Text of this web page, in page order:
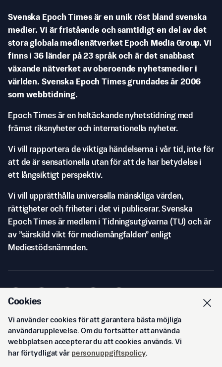
Svenska Epoch Times är en unik röst bland svenska
medier. Vi är fristående och samtidigt en del av det
stora globala medienätverket Epoch Media Group. Vi
finns i 36 länder på 23 språk och är det snabbast
växande nätverket av oberoende nyhetsmedier i
världen. Svenska Epoch Times grundades år 2006
som webbtidning.
Epoch Times är en heltäckande nyhetstidning med
främst riksnyheter och internationella nyheter.
Vi vill rapportera de viktiga händelserna i vår tid, inte för
att de är sensationella utan för att de har betydelse i
ett långsiktigt perspektiv.
Vi vill upprätthålla universella mänskliga värden,
rättigheter och friheter i det vi publicerar. Svenska
Epoch Times är medlem i Tidningsutgivarna (TU) och är
av ”särskild vikt för mediemångfalden” enligt
Mediestödsnämnden.
© Svenska Epoch Times AB2026
Cookies
Vi använder cookies för att garantera bästa möjliga
användarupplevelse. Om du fortsätter att använda
webbplatsen accepterar du att cookies används. Vi
har förtydligat vår personuppgiftspolicy.